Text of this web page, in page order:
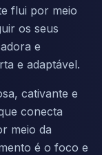
flui por meio
os seus
e
e adaptável.
cativante e
conecta
meio da
é o foco e